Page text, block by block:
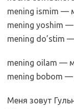
mening ismim —
mening yoshim
mening do’stim
mening oilam —
mening bobom
Меня зовут